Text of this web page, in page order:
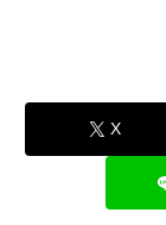
X